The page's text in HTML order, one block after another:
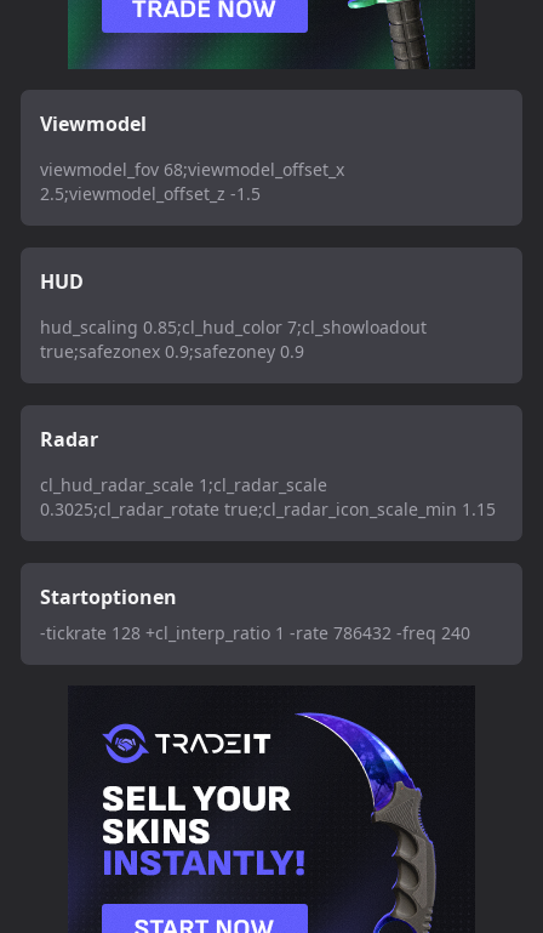
Viewmodel
viewmodel_fov 68;viewmodel_offset_x
2.5;viewmodel_offset_z -1.5
HUD
hud_scaling 0.85;cl_hud_color 7;cl_showloadout
true;safezonex 0.9;safezoney 0.9
Radar
cl_hud_radar_scale 1;cl_radar_scale
0.3025;cl_radar_rotate true;cl_radar_icon_scale_min 1.15
Startoptionen
-tickrate 128 +cl_interp_ratio 1 -rate 786432 -freq 240